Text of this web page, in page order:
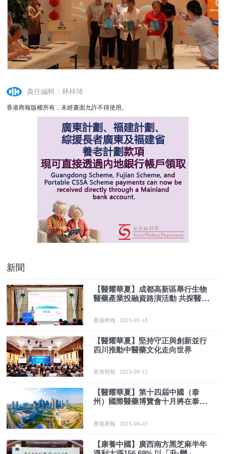
責任編輯：林梓琦
香港商報版權所有，未經書面允許不得使用。
新聞
【醫耀華夏】成都高新區舉行生物
醫藥產業投融資路演活動 共探醫療
香港商報 2023-09-18
【醫耀華夏】堅持守正與創新並行
四川推動中醫藥文化走向世界
香港商報 2023-09-12
【醫耀華夏】第十四屆中國（泰
州）國際醫藥博覽會十月將在泰州
香港商報 2023-09-02
【康養中國】廣西南方黑芝麻半年